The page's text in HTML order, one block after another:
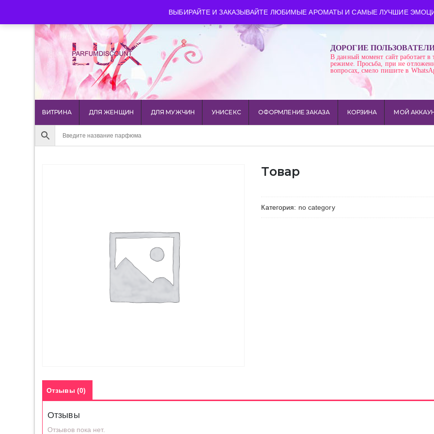
ВЫБИРАЙТЕ И ЗАКАЗЫВАЙТЕ ЛЮБИМЫЕ АРОМАТЫ И САМЫЕ ЛУЧШИЕ
+7 903 544 11 18 г. Москва Время работы: пн-сб 10:00-21:00
ДОРОГИЕ
В данный момент сайт работает в
режиме. Просьба, при не
вопросах, смело пишите в
ВИТРИНА ДЛЯ ЖЕНЩИН ДЛЯ МУЖЧИН УНИСЕКС ОФОРМЛЕНИЕ ЗАКАЗА КОРЗИНА МОЙ
Товар
Категория: no category
Отзывы (0)
Отзывы
Отзывов пока нет.